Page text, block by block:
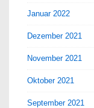
Januar 2022
Dezember 2021
November 2021
Oktober 2021
September 2021